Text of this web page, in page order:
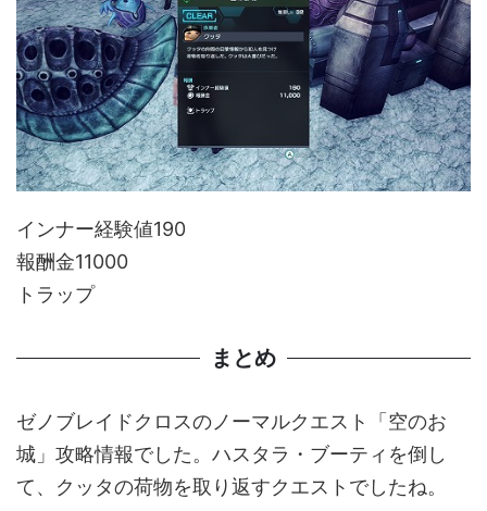
インナー経験値190
報酬金11000
トラップ
まとめ
ゼノブレイドクロスのノーマルクエスト「空のお
城」攻略情報でした。ハスタラ・ブーティを倒し
て、クッタの荷物を取り返すクエストでしたね。